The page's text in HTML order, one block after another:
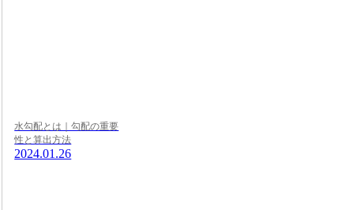
水勾配とは｜勾配の重要
性と算出方法
2024.01.26